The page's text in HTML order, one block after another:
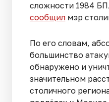
сложности 1984
сообщил мэр
По его словам,
большинство
обнаружено и
значительном
столичного